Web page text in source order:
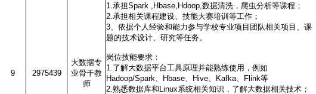
9 2975439
大数据专
业骨干教
师
1.承担Spark ,Hbase,Hdoop,数据清洗，爬虫分析等课程；
2.承担相关课程建设、技能大赛培训等工作；
3、依据个人经验和能力参与学校专业项目团队相关项目、课
题的技术设计、研究等任务。
岗位技能要求：
1.了解大数据平台工具原理并能熟练使用，例如
Hadoop/Spark、Hbase、Hive、Kafka、Flink等
2.熟悉数据库和Linux系统相关知识，了解大数据相关技术；